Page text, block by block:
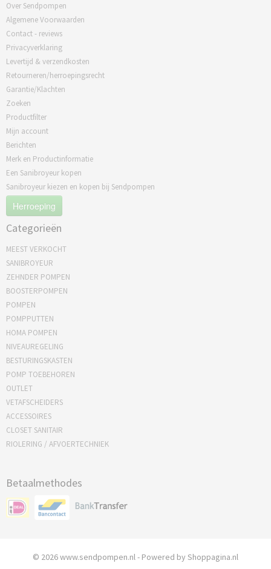
Over Sendpompen
Algemene Voorwaarden
Contact - reviews
Privacyverklaring
Levertijd & verzendkosten
Retourneren/herroepingsrecht
Garantie/Klachten
Zoeken
Productfilter
Mijn account
Berichten
Merk en Productinformatie
Een Sanibroyeur kopen
Sanibroyeur kiezen en kopen bij Sendpompen
Herroeping
Categorieën
MEEST VERKOCHT
SANIBROYEUR
ZEHNDER POMPEN
BOOSTERPOMPEN
POMPEN
POMPPUTTEN
HOMA POMPEN
NIVEAUREGELING
BESTURINGSKASTEN
POMP TOEBEHOREN
OUTLET
VETAFSCHEIDERS
ACCESSOIRES
CLOSET SANITAIR
RIOLERING / AFVOERTECHNIEK
Betaalmethodes
© 2026 www.sendpompen.nl - Powered by Shoppagina.nl